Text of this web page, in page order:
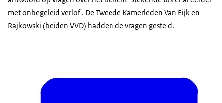
met onbegeleid verlof'. De Tweede Kamerleden Van Eijk en
Rajkowski (beiden VVD) hadden de vragen gesteld.